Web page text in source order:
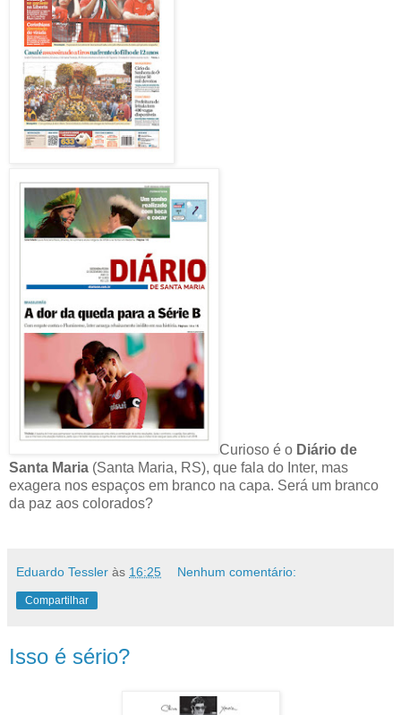
Curioso é o Diário de
Santa Maria (Santa Maria, RS), que fala do Inter, mas
exagera nos espaços em branco na capa. Será um branco
da paz aos colorados?
Eduardo Tessler às 16:25 Nenhum comentário:
Compartilhar
Isso é sério?